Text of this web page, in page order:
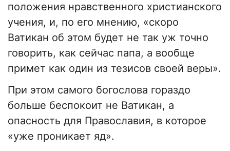
положения нравственного христианского
учения, и, по его мнению, «скоро
Ватикан об этом будет не так уж точно
говорить, как сейчас папа, а вообще
примет как один из тезисов своей веры».
При этом самого богослова гораздо
больше беспокоит не Ватикан, а
опасность для Православия, в которое
«уже проникает яд».